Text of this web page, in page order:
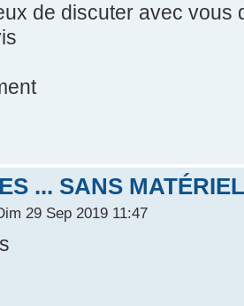
de discuter avec vous
... SANS
29 Sep 2019 11:47